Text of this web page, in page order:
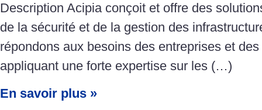
Description Acipia conçoit et offre des
de la sécurité et de la gestion des
répondons aux besoins des entreprises et
appliquant une forte expertise sur les (…)
En savoir plus »